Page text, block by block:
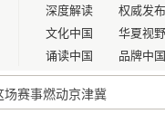
深度解读
权威发布
文化中国
华夏视野
诵读中国
品牌中国
赛事燃动京津冀